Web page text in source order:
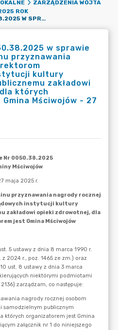
ZARZĄDZENIA WÓJTA
ROK
ZARZĄDZENIE NR 0050.38.2025 W SPRAWIE USTALENIA REGULAMINU PRZYZNAWANIA NAGRODY ROCZNEJ DYREKTOROM SAMORZĄDOWYCH INSTYTUCJI KULTURY I SAMODZIELNEMU PUBLICZNEMU ZAKŁADOWI OPIEKI ZDROWOTNEJ, DLA KTÓRYCH ORGANIZATOREM JEST GMINA MŚCIWOJÓW - 27 MAJA 2025 R.
w sprawie
przyznawania
kultury
zakładowi
których
Mściwojów - 27